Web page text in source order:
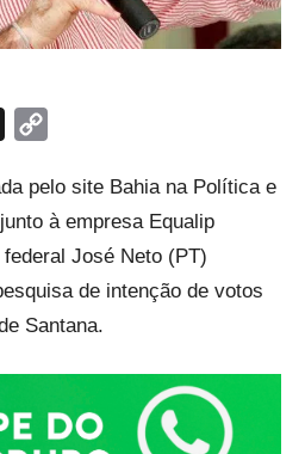
Threads
pelo site Bahia na Política e
à empresa Equalip
José Neto (PT)
de intenção de votos
Santana.